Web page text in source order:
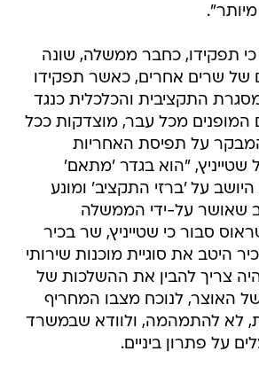
תפקידו, כחבר ממשלה, שונה
של שרים אחרים, כאשר תפקידו
התקציבית והכלכלית כנגד
המופנים מכל עבר, מוצדקות ככל
על תפיסת האחריות
שטייניץ, "הוא בגדר 'מתאם'
על 'ברזי התקציב' ומונע
שאושר על-ידי הממשלה
סבור כי שטייניץ, שר בכיר
היטב את סוגיית מוכנות שירותי
צריך להבין את ההשלכות של
של האוצר, לנוכח מצבו המחריף
לא להתמהמה, ולוודא שבמשרד
על פתרון ביניים.